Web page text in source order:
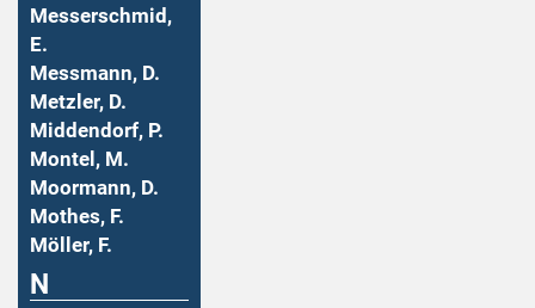
Messerschmid,
E.
Messmann, D.
Metzler, D.
Middendorf, P.
Montel, M.
Moormann, D.
Mothes, F.
Möller, F.
N